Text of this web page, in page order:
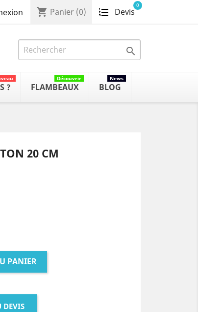
shopping_cart Panier (0) Devis
0

? FLAMBEAUX
Découvrir
BLOG
News
20 CM
PANIER
DEVIS